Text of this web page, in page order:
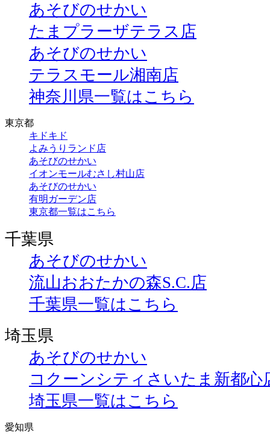
あそびのせかい
たまプラーザテラス店
あそびのせかい
テラスモール湘南店
神奈川県一覧はこちら
東京都
キドキド
よみうりランド店
あそびのせかい
イオンモールむさし村山店
あそびのせかい
有明ガーデン店
東京都一覧はこちら
千葉県
あそびのせかい
流山おおたかの森S.C.店
千葉県一覧はこちら
埼玉県
あそびのせかい
コクーンシティさいたま新都心
埼玉県一覧はこちら
愛知県